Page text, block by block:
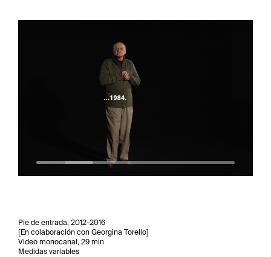
Pie de entrada, 2012-2016
[En colaboración con Georgina Torello]
Video monocanal, 29 min
Medidas variables